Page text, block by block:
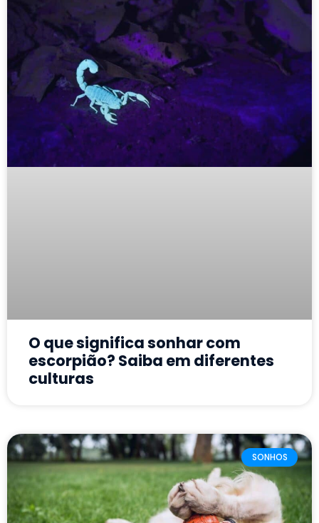
O que significa sonhar com
escorpião? Saiba em diferentes
culturas
SONHOS